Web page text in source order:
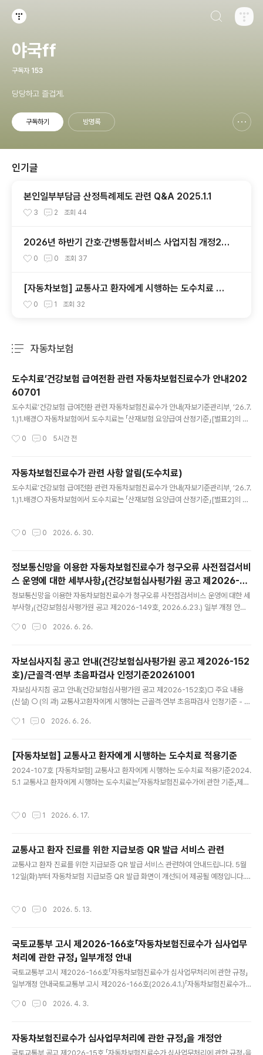
야국ff
구독자 153
당당하고 즐겁게.
구독하기 방명록
인기글
본인일부부담금 산정특례제도 관련 Q&A 2025.1.1
3 2 조회 44
2026년 하반기 간호·간병통합서비스 사업지침 개정20
26.7.1
0 0 조회 37
[자동차보험] 교통사고 환자에게 시행하는 도수치료 적
용기준
0 1 조회 32
자동차보험
도수치료’건강보험 급여전환 관련 자동차보험진료수가 안내202
60701
도수치료’건강보험 급여전환 관련 자동차보험진료수가 안내(자보기준관리부, ’26.7.
1.)1.배경○ 자동차보험에서 도수치료는 「산재보험 요양급여 산정기준」[별표2]의 산
항목으로 전환됨 ※「건강보험 행위 급여·비급여 목록표 및 급여 상대가치점수」일부개
법에 관한 세부사항」안내 (보건복지부 고시 제2026-136호, ’26.7.1. 시행) - 이에,
자동차보험 진료수가에 관한 기준 제5조4항에 의거 시행일부터 건강보험 기준 즉시
적용됨에 따라 급여기준 안내 필요 2. 건강보험 도수치료(요약)기준내용수가⦁43,8
50원(종별, 소아, ..
0 0 5시간 전
자동차보험진료수가 관련 사항 알림(도수치료)
도수치료’건강보험 급여전환 관련 자동차보험진료수가 안내(자보기준관리부, ’26.7.
1.)1.배경○ 자동차보험에서 도수치료는 「산재보험 요양급여 산정기준」[별표2]의 산
정 (보건복지부 고시 제2026-134호, ’26.7.1. 시행) ※「요양급여의 적용기준 및 방
적용됨에 따라 급여기준 안내 필요2.건강보험 도수치료(요약)기준내용수가⦁43,85
0원(종별, 소아, 야간..
0 0 2026. 6. 30.
정보통신망을 이용한 자동차보험진료수가 청구오류 사전점검서비
스 운영에 대한 세부사항」(건강보험심사평가원 공고 제2026-14
9호, 2026.6.23.) 일부 개정 안내
정보통신망을 이용한 자동차보험진료수가 청구오류 사전점검서비스 운영에 대한 세
부사항」(건강보험심사평가원 공고 제2026-149호, 2026.6.23.) 일부 개정 안내
신설 및 삭제 등 총 82항목 ○ 시행일: 2026.6.25. - 담당부서: 자동차보험심사센
청구오류 사전점검서비스 주요 개정 내용 □ 개요 ○ 「자동차보험 청구오류 사전점검
서비스」의 효율적인 운영을 위한 사전점검서비스 점검 항목 신설·삭제 등 관련 공고
개정 □ 관련근거 ○ 심사평가원 공고 제2025-114호 「정보통신망을 이용한 요양급
여비용 청구오류 사전점검..
0 0 2026. 6. 26.
자보심사지침 공고 안내(건강보험심사평가원 공고 제2026-152
호)/근골격·연부 초음파검사 인정기준20261001
자보심사지침 공고 안내(건강보험심사평가원 공고 제2026-152호)□ 주요 내용
(신설) ○ (의 과) 교통사고환자에게 시행하는 근골격·연부 초음파검사 인정기준 - 심
3, 양도락·맥전도·경락기능검사) 적용기준 - 자동차보험의 특성을 고려하여 건강보
○ 한방검사 심사지침은 공고한 날부터 시행 : 2026.6.24 ○ 초음파검사 심사지침
은 2026년 10월 1일 진료분부터 적용 ※ 문의: 자보기준관리부 033-739-3422,
3426, 3421, 3414====================건강보험심사평가원 공고 제
20..
1 0 2026. 6. 26.
[자동차보험] 교통사고 환자에게 시행하는 도수치료 적용기준
2024-107호 [자동차보험] 교통사고 환자에게 시행하는 도수치료 적용기준2024.
5.1 교통사고 환자에게 시행하는 도수치료는「자동차보험진료수가에 관한 기준」제5
음 - 가.「건강보험 행위 급여·비급여 목록표 및 급여 상대가치점수」제7장 이학요법료
에도 불구하고 호전이 없어 도수치..
0 1 2026. 6. 17.
교통사고 환자 진료를 위한 지급보증 QR 발급 서비스 관련
교통사고 환자 진료를 위한 지급보증 QR 발급 서비스 관련하여 안내드립니다. 5월
12일(화)부터 자동차보험 지급보증 QR 발급 화면이 개선되어 제공될 예정입니다.
로그인)→자동차보험→보험사 지급보증 번호 신청및조회→지급보증 QR발급 ※ 의
전국렌터카공제조합, 한화손해보험, 현대해상화재보험, 흥국화재해상보험 ○ 문의
처 - 보험사 화면 관련 문의(보험사 별 콜..
0 0 2026. 5. 13.
국토교통부 고시 제2026-166호「자동차보험진료수가 심사업무
처리에 관한 규정」 일부개정 안내
국토교통부 고시 제2026-166호「자동차보험진료수가 심사업무처리에 관한 규정」
일부개정 안내국토교통부 고시 제2026-166호(2026.4.1.)「자동차보험진료수가
회 심사청구접수비용 관련 제33조의2제2항 개정 - 자동차보험진료수가의 심사청
록 정한 사항을 폐지(2026.5.1.청구분부터) ○ 별표 5의 1. 명일련 단위 특정내역 구
분코드 MT021 신설 - 급성기 정신질환 집중치료실 입원료 신설 관련 입원유형 기
0 0 2026. 4. 3.
자동차보험진료수가 심사업무처리에 관한 규정」을 개정안
국토교통부 공고 제2026-15호 「자동차보험진료수가 심사업무처리에 관한 규정」을